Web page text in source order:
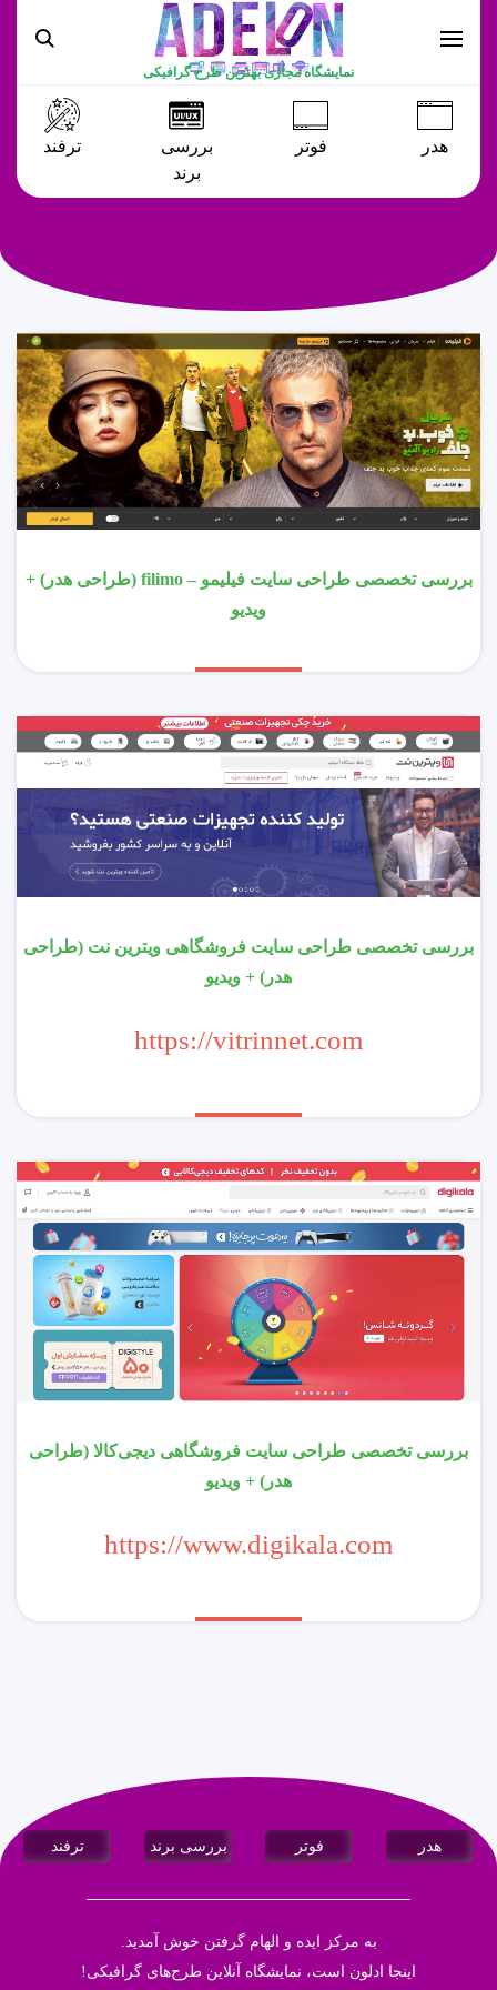
نمایشگاه مجازی بهترین طرح گرافیکی
هدر فوتر
بررسی
برند
ترفند
بررسی تخصصی طراحی سایت فیلیمو – filimo (طراحی هدر) +
ویدیو
بررسی تخصصی طراحی سایت فروشگاهی ویترین نت (طراحی
هدر) + ویدیو
https://vitrinnet.com
بررسی تخصصی طراحی سایت فروشگاهی دیجی‌کالا (طراحی
هدر) + ویدیو
https://www.digikala.com
هدر فوتر بررسی برند ترفند
به مرکز ایده و الهام گرفتن خوش آمدید.
اینجا ادلون است، نمایشگاه آنلاین طرح‌های گرافیکی!